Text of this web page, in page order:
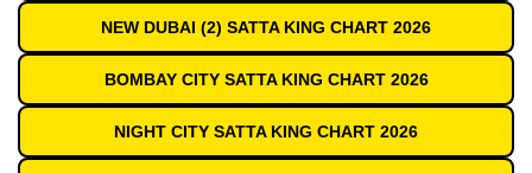
NEW DUBAI (2) SATTA KING CHART 2026
BOMBAY CITY SATTA KING CHART 2026
NIGHT CITY SATTA KING CHART 2026